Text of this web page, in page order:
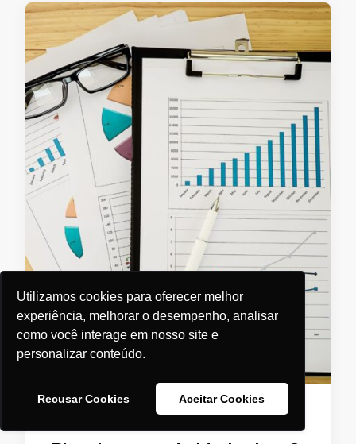
Utilizamos cookies para oferecer melhor
experiência, melhorar o desempenho, analisar
como você interage em nosso site e
personalizar conteúdo.
Recusar Cookies Aceitar Cookies